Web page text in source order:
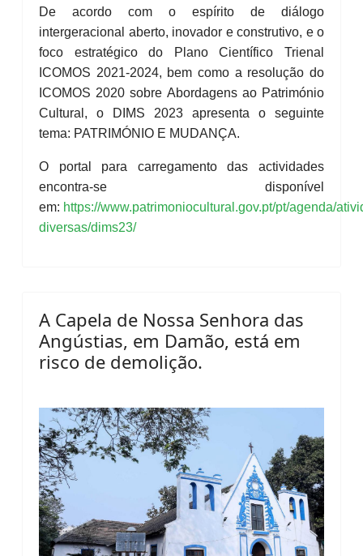
De acordo com o espírito de diálogo
intergeracional aberto, inovador e construtivo, e o
foco estratégico do Plano Científico Trienal
ICOMOS 2021-2024, bem como a resolução do
ICOMOS 2020 sobre Abordagens ao Património
Cultural, o DIMS 2023 apresenta o seguinte
tema: PATRIMÓNIO E MUDANÇA.
O portal para carregamento das actividades
encontra-se disponível
em: https://www.patrimoniocultural.gov.pt/pt/agenda/
diversas/dims23/
A Capela de Nossa Senhora das
Angústias, em Damão, está em
risco de demolição.